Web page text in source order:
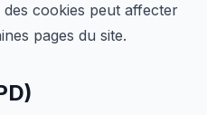
des cookies peut affecter
pages du site.